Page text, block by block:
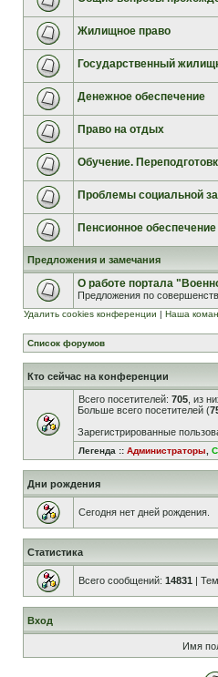
Жилищное право
Государственный
Денежное обеспечение
Право на отдых
Обучение.
Проблемы социальной
Пенсионное обеспечение
Предложения и замечания
О работе портала
Предложения по
Удалить cookies конференции | Наша
Список форумов
Кто сейчас на конференции
Всего посетителей: 705 , из
Больше всего посетителей (
Зарегистрированные
Легенда :: Администраторы
Дни рождения
Сегодня нет дней рождения.
Статистика
Всего сообщений: 14831 |
Вход
Имя